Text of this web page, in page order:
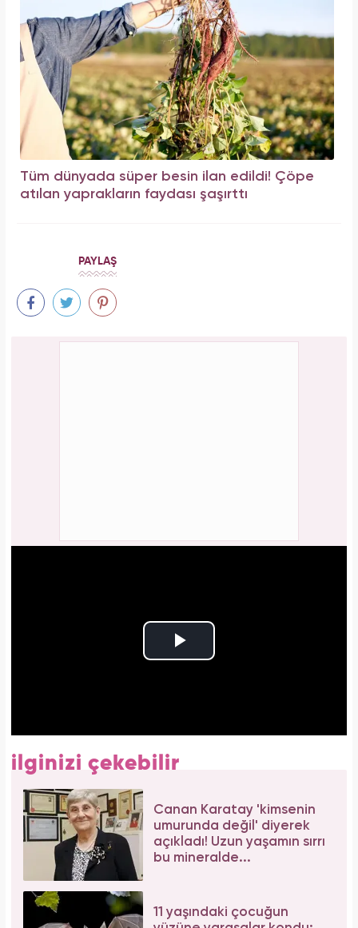
Tüm dünyada süper besin ilan edildi! Çöpe
atılan yaprakların faydası şaşırttı
PAYLAŞ
ilginizi çekebilir
Canan Karatay 'kimsenin
umurunda değil' diyerek
açıkladı! Uzun yaşamın sırrı
bu mineralde...
11 yaşındaki çocuğun